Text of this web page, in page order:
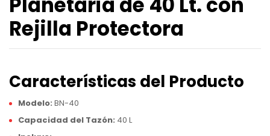
Rejilla Protectora
Características del Producto
Modelo: BN-40
Capacidad del Tazón: 40 L